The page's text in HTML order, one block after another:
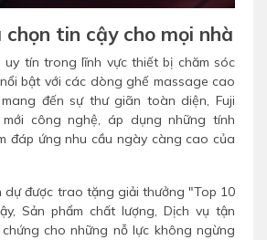
chọn tin cậy cho mọi nhà
uy tín trong lĩnh vực thiết bị chăm sóc
bật với các dòng ghế massage cao
đến sự thư giãn toàn diện, Fuji
công nghệ, áp dụng những tính
đáp ứng nhu cầu ngày càng cao của
dự được trao tặng giải thưởng "Top 10
Sản phẩm chất lượng, Dịch vụ tận
cho những nỗ lực không ngừng